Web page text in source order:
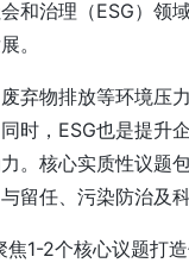
和治理（ESG）领
。
弃物排放等环境压
时，ESG也是提升
。核心实质性议题
留任、污染防治及科
焦1-2个核心议题打